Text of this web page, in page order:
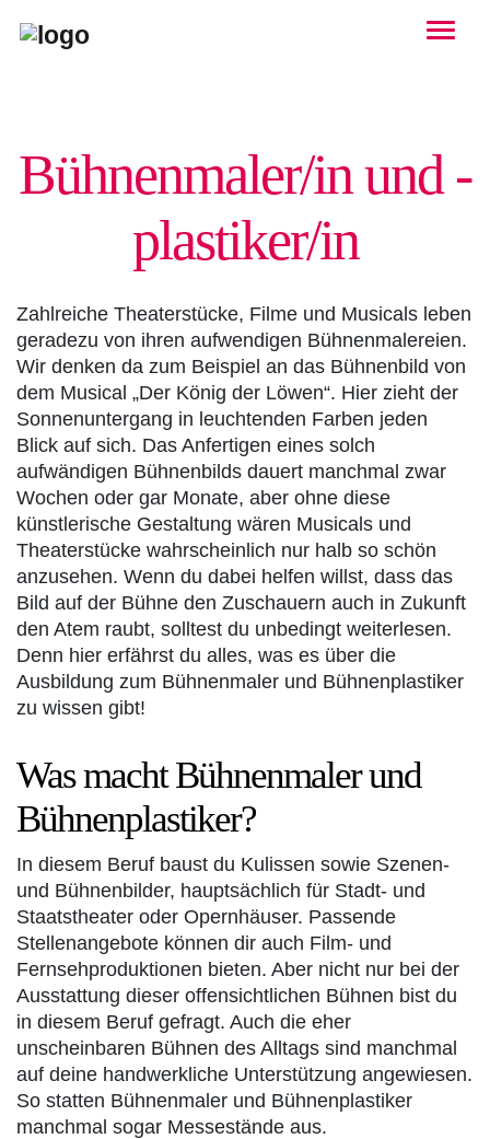
Bühnen­maler/in und -
plastiker/in
Zahlreiche Theaterstücke, Filme und Musicals leben
geradezu von ihren aufwendigen Bühnenmalereien.
Wir denken da zum Beispiel an das Bühnenbild von
dem Musical „Der König der Löwen“. Hier zieht der
Sonnenuntergang in leuchtenden Farben jeden
Blick auf sich. Das Anfertigen eines solch
aufwändigen Bühnenbilds dauert manchmal zwar
Wochen oder gar Monate, aber ohne diese
künstlerische Gestaltung wären Musicals und
Theaterstücke wahrscheinlich nur halb so schön
anzusehen. Wenn du dabei helfen willst, dass das
Bild auf der Bühne den Zuschauern auch in Zukunft
den Atem raubt, solltest du unbedingt weiterlesen.
Denn hier erfährst du alles, was es über die
Ausbildung zum Bühnenmaler und Bühnenplastiker
zu wissen gibt!
Was macht Bühnenmaler und
Bühnenplastiker?
In diesem Beruf baust du Kulissen sowie Szenen-
und Bühnenbilder, hauptsächlich für Stadt- und
Staatstheater oder Opernhäuser. Passende
Stellenangebote können dir auch Film- und
Fernsehproduktionen bieten. Aber nicht nur bei der
Ausstattung dieser offensichtlichen Bühnen bist du
in diesem Beruf gefragt. Auch die eher
unscheinbaren Bühnen des Alltags sind manchmal
auf deine handwerkliche Unterstützung angewiesen.
So statten Bühnenmaler und Bühnenplastiker
manchmal sogar Messestände aus.